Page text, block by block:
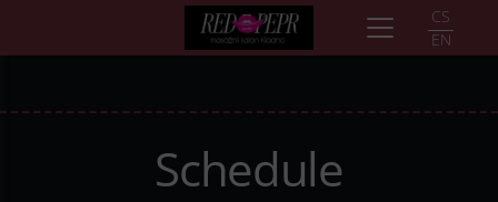
CS
EN
Schedule